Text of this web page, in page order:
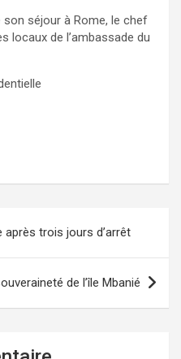
son séjour à Rome, le chef
locaux de l’ambassade du
après trois jours d’arrêt
de l’île Mbanié